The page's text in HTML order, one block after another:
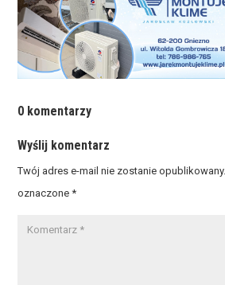
0 komentarzy
Wyślij komentarz
Twój adres e-mail nie zostanie opublikowany.
oznaczone*